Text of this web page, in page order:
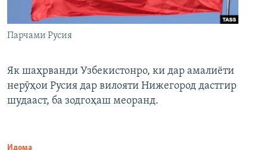
Парчами Русия
Як шаҳрванди Узбекистонро, ки дар амалиёти
нерӯҳои Русия дар вилояти Нижегород дастгир
шудааст, ба зодгоҳаш меоранд.
Идома